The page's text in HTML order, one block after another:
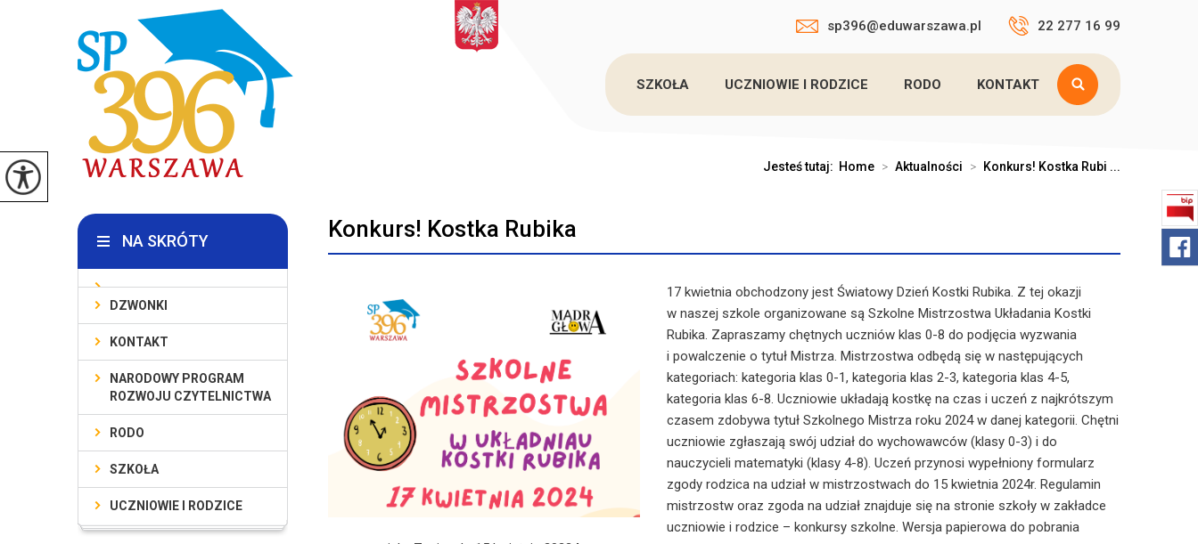
sp396@eduwarszawa.pl 22 277 16 99
SZKOŁA UCZNIOWIE I RODZICE RODO KONTAKT
Jesteś tutaj: Home > Aktualności > Konkurs! Kostka Rubi ...
Konkurs! Kostka Rubika
17 kwietniaobchodzony jest Światowy Dzień Kostki Rubika. Z tej okazji
w naszej szkole organizowane są Szkolne Mistrzostwa Układania Kostki
Rubika. Zapraszamy chętnych uczniów klas 0-8 do podjęcia wyzwania
i powalczenie o tytuł Mistrza. Mistrzostwa odbędą się w następujących
kategoriach: kategoria klas 0-1, kategoria klas 2-3, kategoria klas 4-5,
kategoria klas 6-8. Uczniowie układają kostkę na czas i uczeń z najkrótszym
czasem zdobywa tytuł Szkolnego Mistrza roku 2024 w danej kategorii. Chętni
uczniowie zgłaszają swój udział do wychowawców (klasy 0-3) i do
nauczycieli matematyki (klasy 4-8). Uczeń przynosi wypełniony formularz
zgody rodzica na udział w mistrzostwach do 15 kwietnia2024r. Regulamin
mistrzostw oraz zgoda na udział znajduje się na stronie szkoły w zakładce
uczniowie i rodzice – konkursy szkolne. Wersja papierowa do pobrania
NA SKRÓTY
DZWONKI
KONTAKT
NARODOWY PROGRAM
ROZWOJU CZYTELNICTWA
RODO
SZKOŁA
UCZNIOWIE I RODZICE